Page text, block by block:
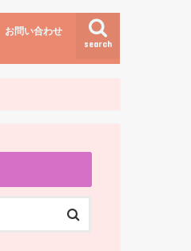
search
お問い合わせ
講演依頼
お問い合わせ